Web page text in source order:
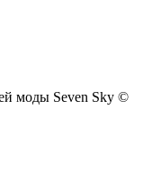
моды Seven Sky ©